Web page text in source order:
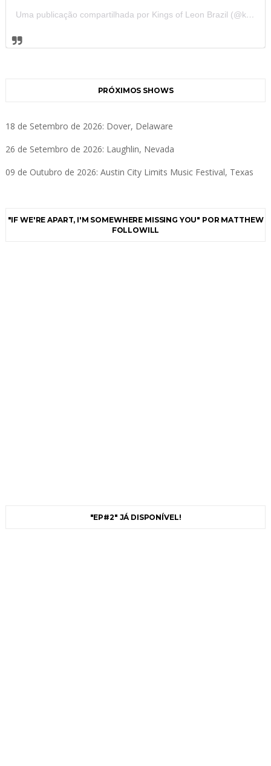
Uma publicação compartilhada por Kings of Leon Brazil (@kolbrazil)
PRÓXIMOS SHOWS
18 de Setembro de 2026: Dover, Delaware
26 de Setembro de 2026: Laughlin, Nevada
09 de Outubro de 2026: Austin City Limits Music Festival, Texas
"IF WE'RE APART, I'M SOMEWHERE MISSING YOU" POR MATTHEW
FOLLOWILL
"EP#2" JÁ DISPONÍVEL!